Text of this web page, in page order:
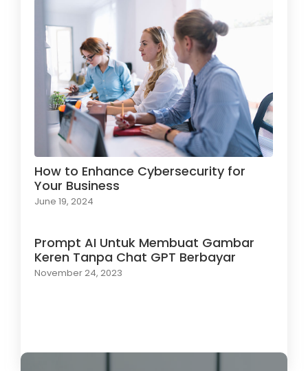
How to Enhance Cybersecurity for
Your Business
June 19, 2024
Prompt AI Untuk Membuat Gambar
Keren Tanpa Chat GPT Berbayar
November 24, 2023